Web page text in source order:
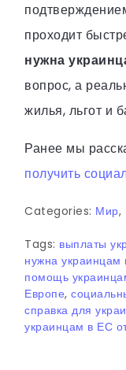
проходит
нужна
вопрос, а
жилья, льгот и
Ранее мы
получить
Categories: Мир,
Tags: выплаты
нужна украинцам
помощь
Европе,
справка для
украинцам в ЕС